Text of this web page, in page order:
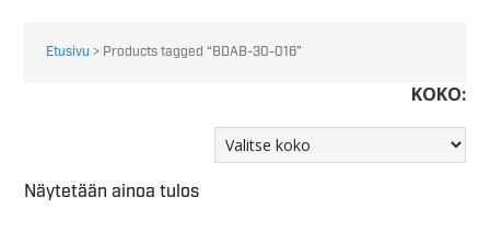
Etusivu > Products tagged “BDAB-30-016”
KOKO:
Näytetään ainoa tulos